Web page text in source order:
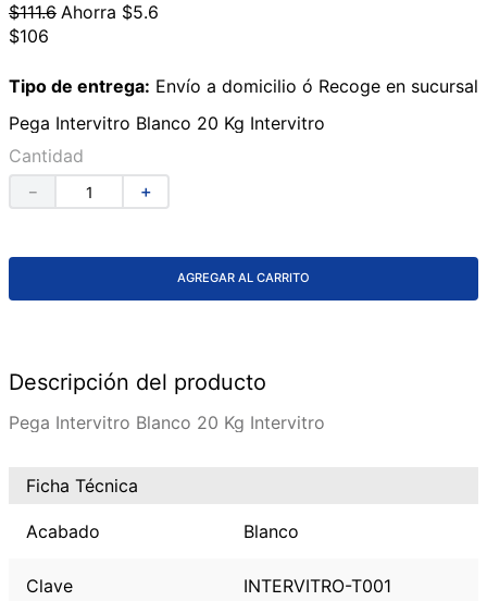
$111.6 Ahorra $5.6
$106
Tipo de entrega: Envío a domicilio ó Recoge en sucursal
Pega Intervitro Blanco 20 Kg Intervitro
Cantidad
＋
－
AGREGAR AL CARRITO
Descripción del producto
Pega Intervitro Blanco 20 Kg Intervitro
Ficha Técnica
Acabado Blanco
Clave INTERVITRO-T001